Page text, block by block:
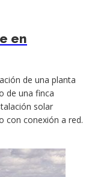
en
de una planta
de una finca
solar
con conexión a red.